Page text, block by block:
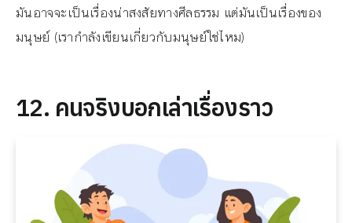
มันอาจจะเป็นเรื่องน่าสงสัยทางศีลธรรม แต่มันเป็นเรื่องของ
มนุษย์ (เรากำลังเขียนเกี่ยวกับมนุษย์ใช่ไหม)
12. คนจริงบอกเล่าเรื่องราว